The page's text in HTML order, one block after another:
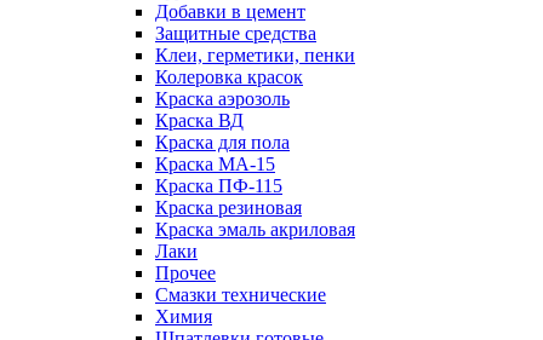
Добавки в цемент
Защитные средства
Клеи, герметики, пенки
Колеровка красок
Краска аэрозоль
Краска ВД
Краска для пола
Краска МА-15
Краска ПФ-115
Краска резиновая
Краска эмаль акриловая
Лаки
Прочее
Смазки технические
Химия